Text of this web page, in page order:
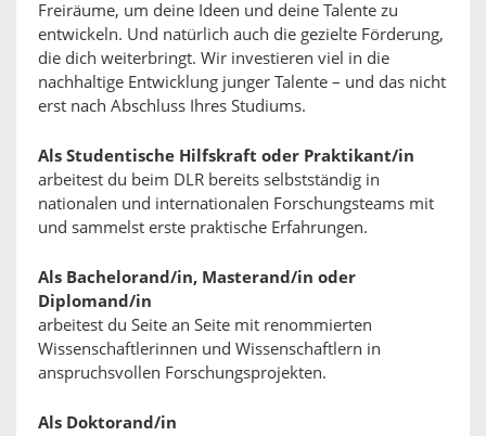
Freiräume, um deine Ideen und deine Talente zu
entwickeln. Und natürlich auch die gezielte Förderung,
die dich weiterbringt. Wir investieren viel in die
nachhaltige Entwicklung junger Talente – und das nicht
erst nach Abschluss Ihres Studiums.
Als Studentische Hilfskraft oder Praktikant/in
arbeitest du beim DLR bereits selbstständig in
nationalen und internationalen Forschungsteams mit
und sammelst erste praktische Erfahrungen.
Als Bachelorand/in, Masterand/in oder
Diplomand/in
arbeitest du Seite an Seite mit renommierten
Wissenschaftlerinnen und Wissenschaftlern in
anspruchsvollen Forschungsprojekten.
Als Doktorand/in